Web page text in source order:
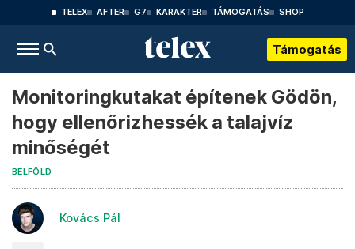
TELEX AFTER G7 KARAKTER TÁMOGATÁS SHOP
Támogatás
Monitoringkutakat építenek Gödön,
hogy ellenőrizhessék a talajvíz
minőségét
BELFÖLD
Kovács Pál